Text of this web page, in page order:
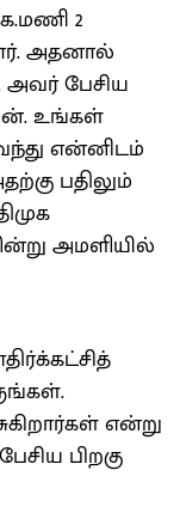
2
அதனால்
பேசிய
உங்கள்
என்னிடம்
பதிலும்
அமளியில்
என்று
பிறகு